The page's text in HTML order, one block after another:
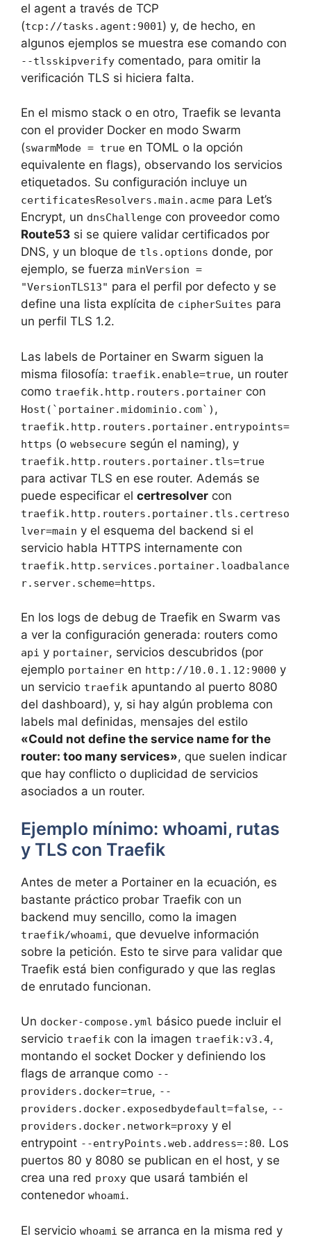
el agent a través de TCP
(tcp://tasks.agent:9001) y, de hecho, en
algunos ejemplos se muestra ese comando con
--tlsskipverify comentado, para omitir la
verificación TLS si hiciera falta.
En el mismo stack o en otro, Traefik se levanta
con el provider Docker en modo Swarm
(swarmMode = true en TOML o la opción
equivalente en flags), observando los servicios
etiquetados. Su configuración incluye un
certificatesResolvers.main.acme para Let’s
Encrypt, un dnsChallenge con proveedor como
Route53 si se quiere validar certificados por
DNS, y un bloque de tls.options donde, por
ejemplo, se fuerza minVersion =
"VersionTLS13" para el perfil por defecto y se
define una lista explícita de cipherSuites para
un perfil TLS 1.2.
Las labels de Portainer en Swarm siguen la
misma filosofía: traefik.enable=true, un router
como traefik.http.routers.portainer con
Host(`portainer.midominio.com`) ,
traefik.http.routers.portainer.entrypoints=
https (o websecure según el naming), y
traefik.http.routers.portainer.tls=true
para activar TLS en ese router. Además se
puede especificar el certresolver con
traefik.http.routers.portainer.tls.certreso
lver=main y el esquema del backend si el
servicio habla HTTPS internamente con
traefik.http.services.portainer.loadbalance
r.server.scheme=https.
En los logs de debug de Traefik en Swarm vas
a ver la configuración generada: routers como
api y portainer, servicios descubridos (por
ejemplo portainer en http://10.0.1.12:9000 y
un servicio traefik apuntando al puerto 8080
del dashboard), y, si hay algún problema con
labels mal definidas, mensajes del estilo
«Could not define the service name for the
router: too many services», que suelen indicar
que hay conflicto o duplicidad de servicios
asociados a un router.
Ejemplo mínimo: whoami, rutas
y TLS con Traefik
Antes de meter a Portainer en la ecuación, es
bastante práctico probar Traefik con un
backend muy sencillo, como la imagen
traefik/whoami, que devuelve información
sobre la petición. Esto te sirve para validar que
Traefik está bien configurado y que las reglas
de enrutado funcionan.
Un docker-compose.yml básico puede incluir el
servicio traefik con la imagen traefik:v3.4,
montando el socket Docker y definiendo los
flags de arranque como --
providers.docker=true, --
providers.docker.exposedbydefault=false, --
providers.docker.network=proxy y el
entrypoint --entryPoints.web.address=:80. Los
puertos 80 y 8080 se publican en el host, y se
crea una red proxy que usará también el
contenedor whoami.
El servicio whoami se arranca en la misma red y